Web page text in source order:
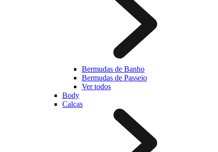
Bermudas de Banho
Bermudas de Passeio
Ver todos
Body
Calças